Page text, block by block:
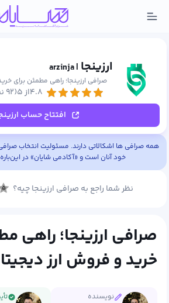
ارزینجا | arzinja
صرافی ارزینجا؛ راهی مطمئن برای
ایران
۴.۸از ۵
(۹۲ نظر)
افتتاح حساب
همه صرافی ها اشکالاتی دارند. مسئولیت انتخاب
خود آنان است و «آکادمی شایان» در
نظر شما راجع به صرافی ارزینجا چیه؟ ۵
صرافی ارزینجا؛ راهی
خرید و فروش ارز
نویسنده